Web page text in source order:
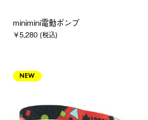
minimini電動ポンプ
￥5,280 (税込)
NEW